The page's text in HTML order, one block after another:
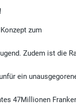
zum
Zudem ist die
ein
47Millionen